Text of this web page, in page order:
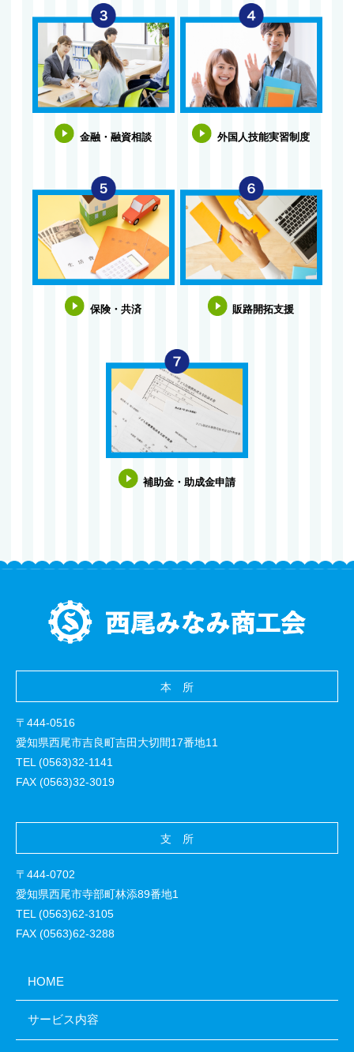
金融・融資相談 外国人技能実習制度
保険・共済 販路開拓支援
補助金・助成金申請
本 所
〒444-0516
愛知県西尾市吉良町吉田大切間17番地11
TEL (0563)32-1141
FAX (0563)32-3019
支 所
〒444-0702
愛知県西尾市寺部町林添89番地1
TEL (0563)62-3105
FAX (0563)62-3288
HOME
サービス内容